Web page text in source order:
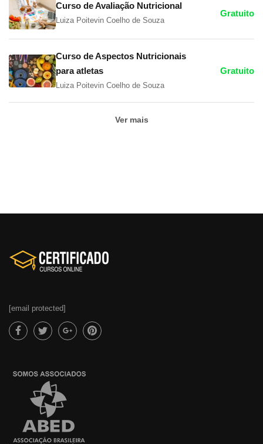
Curso de Avaliação Nutricional
Luiza Poitevin Coelho de Souza
Gratuito
Curso de Aspectos Nutricionais
para atletas
Luiza Poitevin Coelho de Souza
Gratuito
Ver mais
[email protected]